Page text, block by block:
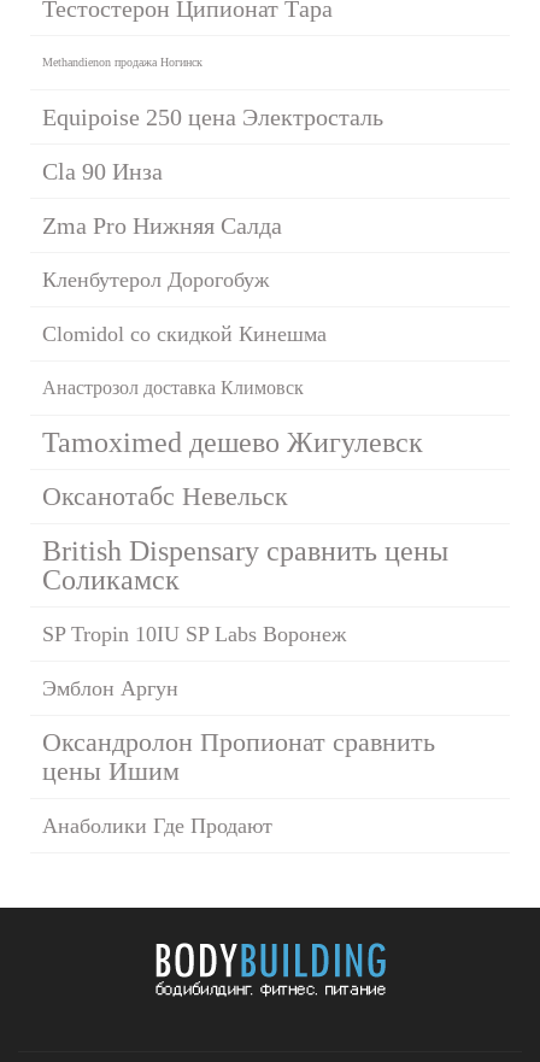
Тестостерон Ципионат Тара
Methandienon продажа Ногинск
Equipoise 250 цена Электросталь
Cla 90 Инза
Zma Pro Нижняя Салда
Кленбутерол Дорогобуж
Clomidol со скидкой Кинешма
Анастрозол доставка Климовск
Tamoximed дешево Жигулевск
Оксанотабс Невельск
British Dispensary сравнить цены
Соликамск
SP Tropin 10IU SP Labs Воронеж
Эмблон Аргун
Оксандролон Пропионат сравнить
цены Ишим
Анаболики Где Продают